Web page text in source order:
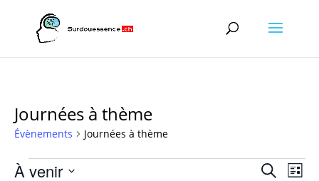
Journées à thème
Évènements Journées à thème
Évènements Recherche
Liste
À venir